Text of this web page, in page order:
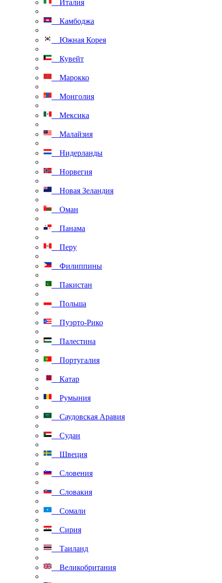
Италия
Камбоджа
Южная Корея
Кувейт
Марокко
Монголия
Мексика
Малайзия
Нидерланды
Норвегия
Новая Зеландия
Оман
Панама
Перу
Филиппины
Пакистан
Польша
Пуэрто-Рико
Палестина
Португалия
Катар
Румыния
Саудовская Аравия
Судан
Швеция
Словения
Словакия
Сомали
Сирия
Таиланд
Великобритания